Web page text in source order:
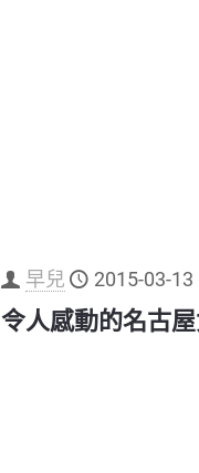
早兒 2015-03-13
令人感動的名古